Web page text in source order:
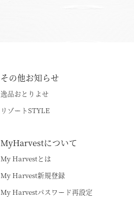
東急ハーヴェストクラブにつ
東急ハーヴェストクラブとは
利用料金
宿泊制限 / 特定期間
ハーヴェストポイント
VIALA鬼怒川渓翠
VIALA箱根翡翠
VIALA annex熱海伊豆山
VIALA軽井沢Retreat creek/garden
その他お知らせ
逸品おとりよせ
リゾートSTYLE
MyHarvestについて
My Harvestとは
My Harvest新規登録
My Harvestパスワード再設定